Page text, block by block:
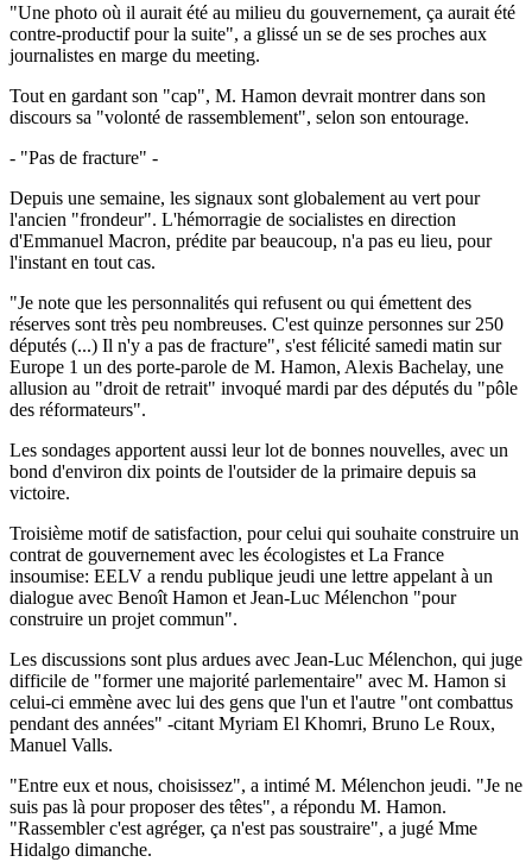
"Une photo où il aurait été au milieu du gouvernement, ça aurait été
contre-productif pour la suite", a glissé un se de ses proches aux
journalistes en marge du meeting.
Tout en gardant son "cap", M. Hamon devrait montrer dans son
discours sa "volonté de rassemblement", selon son entourage.
- "Pas de fracture" -
Depuis une semaine, les signaux sont globalement au vert pour
l'ancien "frondeur". L'hémorragie de socialistes en direction
d'Emmanuel Macron, prédite par beaucoup, n'a pas eu lieu, pour
l'instant en tout cas.
"Je note que les personnalités qui refusent ou qui émettent des
réserves sont très peu nombreuses. C'est quinze personnes sur 250
députés (...) Il n'y a pas de fracture", s'est félicité samedi matin sur
Europe 1 un des porte-parole de M. Hamon, Alexis Bachelay, une
allusion au "droit de retrait" invoqué mardi par des députés du "pôle
des réformateurs".
Les sondages apportent aussi leur lot de bonnes nouvelles, avec un
bond d'environ dix points de l'outsider de la primaire depuis sa
victoire.
Troisième motif de satisfaction, pour celui qui souhaite construire un
contrat de gouvernement avec les écologistes et La France
insoumise: EELV a rendu publique jeudi une lettre appelant à un
dialogue avec Benoît Hamon et Jean-Luc Mélenchon "pour
construire un projet commun".
Les discussions sont plus ardues avec Jean-Luc Mélenchon, qui juge
difficile de "former une majorité parlementaire" avec M. Hamon si
celui-ci emmène avec lui des gens que l'un et l'autre "ont combattus
pendant des années" -citant Myriam El Khomri, Bruno Le Roux,
Manuel Valls.
"Entre eux et nous, choisissez", a intimé M. Mélenchon jeudi. "Je ne
suis pas là pour proposer des têtes", a répondu M. Hamon.
"Rassembler c'est agréger, ça n'est pas soustraire", a jugé Mme
Hidalgo dimanche.